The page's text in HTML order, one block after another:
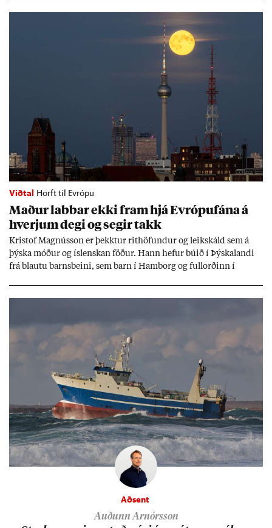
Viðtal Horft til Evrópu
Mað­ur labb­ar ekki fram hjá Evr­ópuf­ána á
hverj­um degi og seg­ir takk
Kri­stof Magnús­son er þekkt­ur rit­höf­und­ur og leik­skáld sem á
þýska móð­ur og ís­lensk­an föð­ur. Hann hef­ur bú­ið í Þýskalandi
frá blautu barns­beini, sem barn í Ham­borg og full­orð­inn í
Aðsent
Auðunn Arnórsson